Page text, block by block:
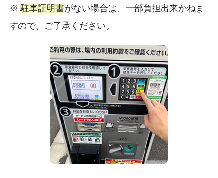
※ 駐車証明書がない場合は、一部負担出来かねま
すので、ご了承ください。